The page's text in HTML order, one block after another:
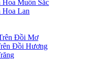
Muôn Sắc
Hoa Lan
Đồi Mơ
Đồi Hương